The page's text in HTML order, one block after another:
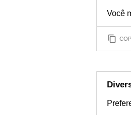
Você